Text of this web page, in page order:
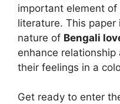
important element
literature. This
nature of Bengali
enhance
their feelings in a
Get ready to enter